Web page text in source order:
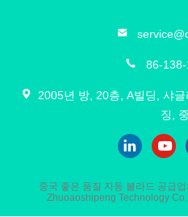
86-138-
2005년 방, 20층, A빌딩, 샤
징,
중국 좋은 품질 자동 볼라드 공급
Zhuoaoshipeng Technology